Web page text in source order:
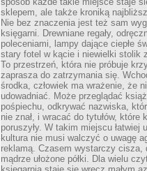
sklepem, ale także kroniką
Nie bez znaczenia jest też sam
księgarni. Drewniane regały,
poleceniami, lampy dające ciepłe
stary fotel w kącie i niewielki stolik
To przestrzeń, która nie próbuje
zaprasza do zatrzymania się.
środka, człowiek ma wrażenie, że
udowadniać. Może przeglądać
pośpiechu, odkrywać nazwiska,
nie znał, i wracać do tytułów, które
poruszyły. W takim miejscu łatwiej
kultura nie musi walczyć o uwagę
reklamą. Czasem wystarczy cisza,
mądrze ułożone półki. Dla wielu